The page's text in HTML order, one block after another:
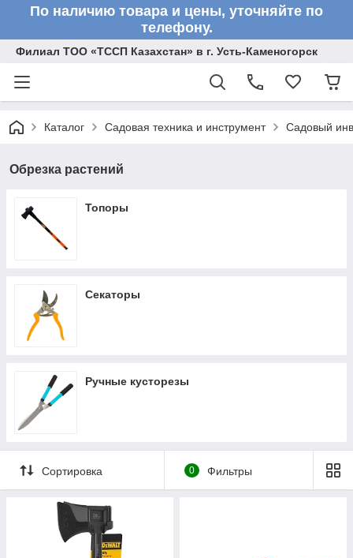
По наличию товара и цены, уточняйте по
телефону.
Филиал ТОО «ТССП Казахстан» в г. Усть-Каменогорск
Каталог Садовая техника и инструмент Садовый
Обрезка растений
Топоры
Секаторы
Ручные кусторезы
Сортировка 0 Фильтры